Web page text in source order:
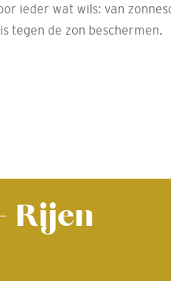
ieder wat wils: van
tegen de zon beschermen.
Rijen